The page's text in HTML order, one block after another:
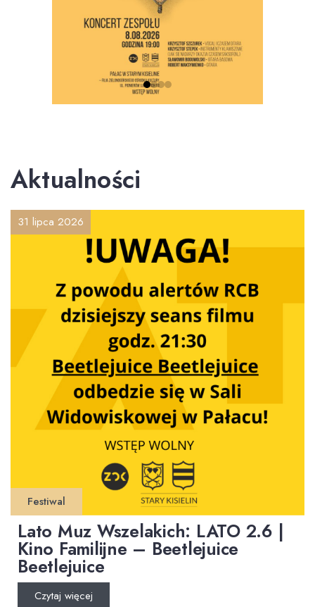
Aktualności
31 lipca 2026
Festiwal
Lato Muz Wszelakich: LATO 2.6 |
Kino Familijne – Beetlejuice
Beetlejuice
Czytaj więcej